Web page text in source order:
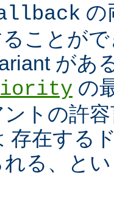
の
ことが
があ
の
トの許
存在する
る、と